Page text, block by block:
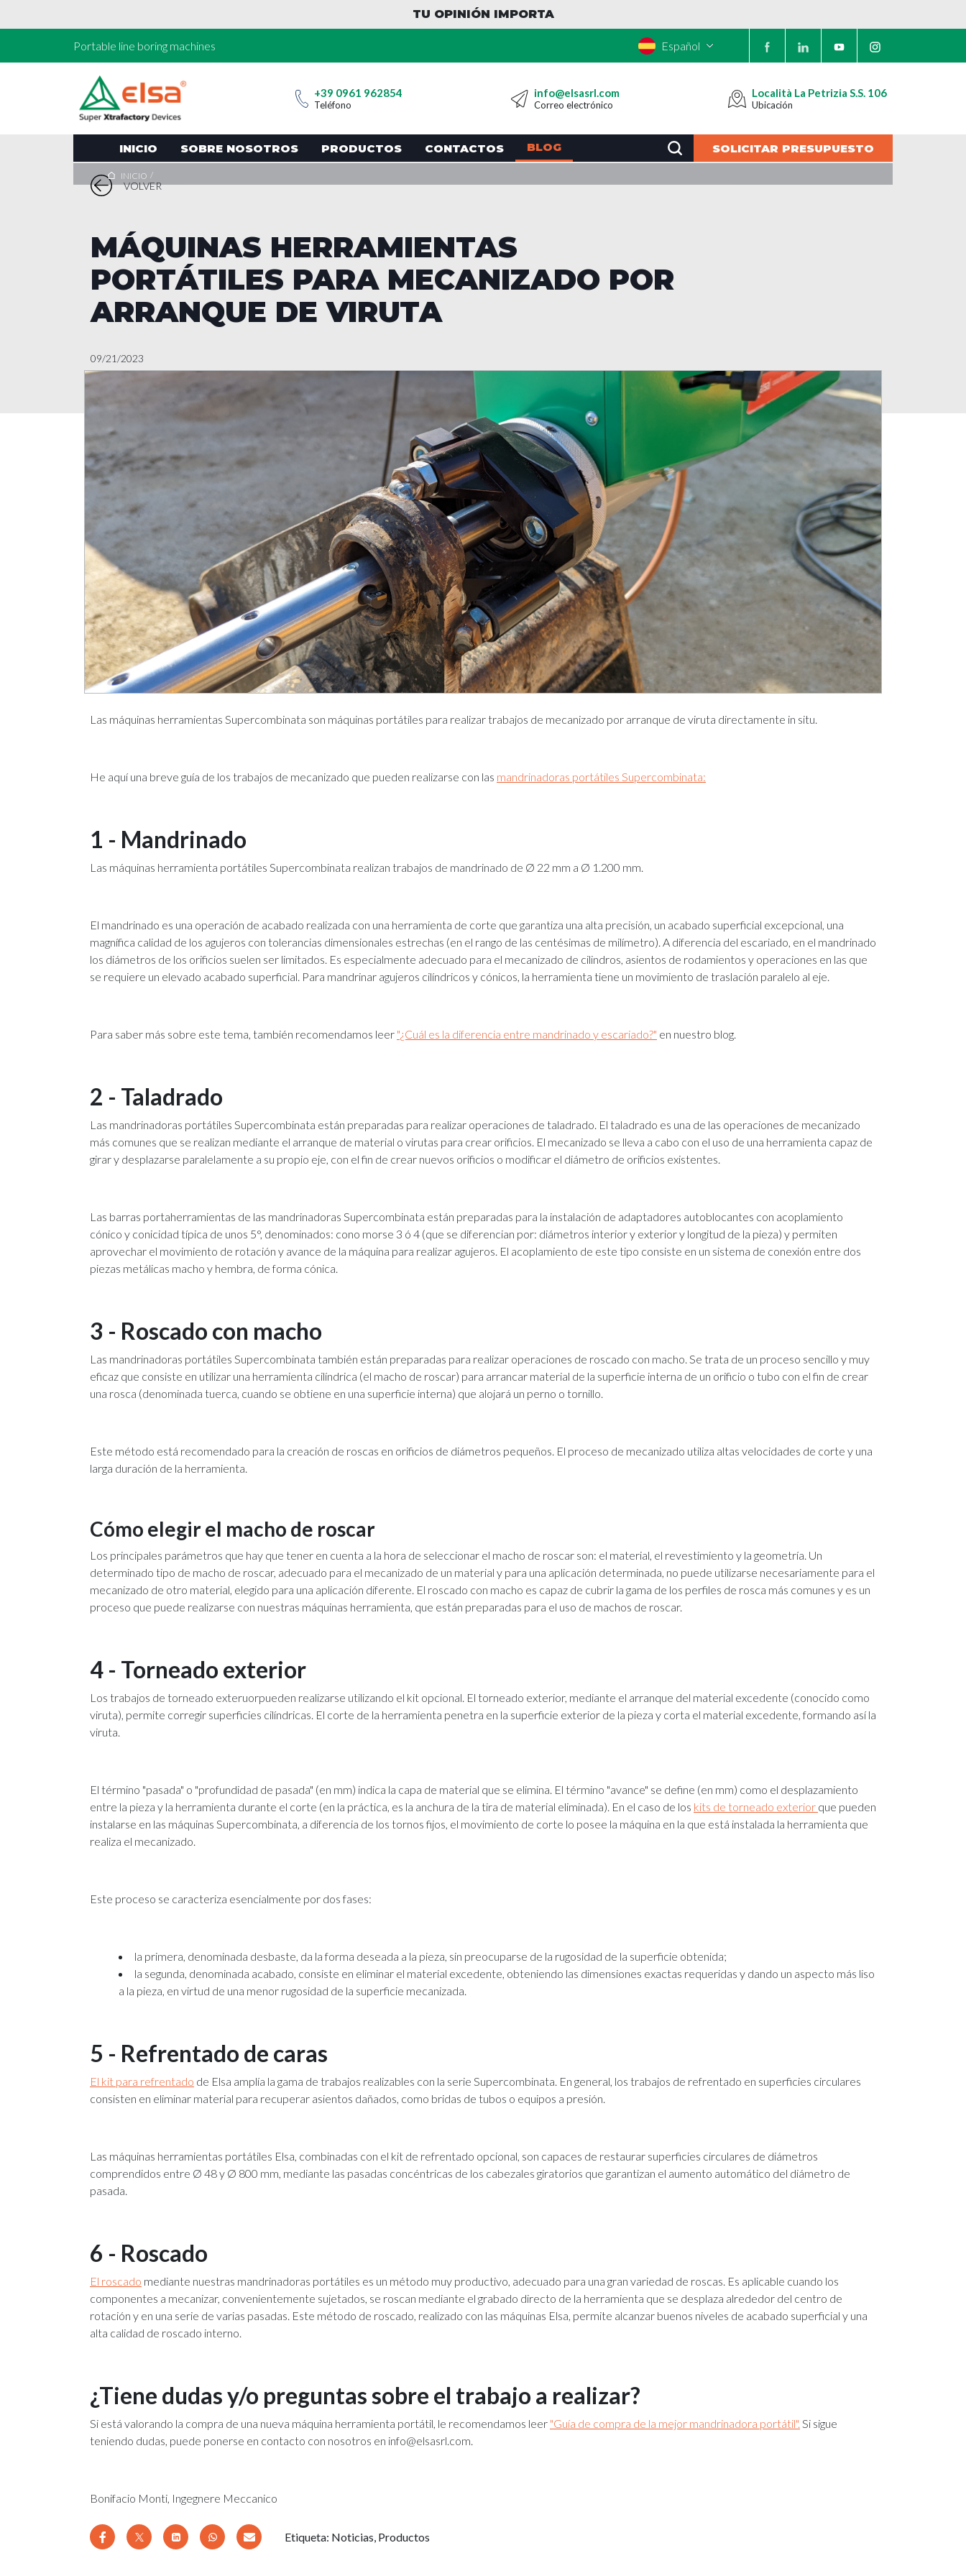
TU OPINIÓN IMPORTA
Portable line boring machines Español
+39 0961 962854
Teléfono
info@elsasrl.com
Correo electrónico
Località La Petrizia S.S. 106
Ubicación
INICIO SOBRE NOSOTROS PRODUCTOS CONTACTOS BLOG SOLICITAR PRESUPUESTO
INICIO /
VOLVER
MÁQUINAS HERRAMIENTAS
PORTÁTILES PARA MECANIZADO POR
ARRANQUE DE VIRUTA
09/21/2023
Las máquinas herramientas Supercombinata son máquinas portátiles para realizar trabajos de mecanizado por arranque de viruta directamente in situ.
He aquí una breve guía de los trabajos de mecanizado que pueden realizarse con las mandrinadoras portátiles Supercombinata:
1 - Mandrinado
Las máquinas herramienta portátiles Supercombinata realizan trabajos de mandrinado de Ø 22 mm a Ø 1.200 mm.
El mandrinado es una operación de acabado realizada con una herramienta de corte que garantiza una alta precisión, un acabado superficial excepcional, una
magnífica calidad de los agujeros con tolerancias dimensionales estrechas (en el rango de las centésimas de milímetro). A diferencia del escariado, en el mandrinado
los diámetros de los orificios suelen ser limitados. Es especialmente adecuado para el mecanizado de cilindros, asientos de rodamientos y operaciones en las que
se requiere un elevado acabado superficial. Para mandrinar agujeros cilíndricos y cónicos, la herramienta tiene un movimiento de traslación paralelo al eje.
Para saber más sobre este tema, también recomendamos leer "¿Cuál es la diferencia entre mandrinado y escariado?" en nuestro blog.
2 - Taladrado
Las mandrinadoras portátiles Supercombinata están preparadas para realizar operaciones de taladrado. El taladrado es una de las operaciones de mecanizado
más comunes que se realizan mediante el arranque de material o virutas para crear orificios. El mecanizado se lleva a cabo con el uso de una herramienta capaz de
girar y desplazarse paralelamente a su propio eje, con el fin de crear nuevos orificios o modificar el diámetro de orificios existentes.
Las barras portaherramientas de las mandrinadoras Supercombinata están preparadas para la instalación de adaptadores autoblocantes con acoplamiento
cónico y conicidad típica de unos 5°, denominados: cono morse 3 ó 4 (que se diferencian por: diámetros interior y exterior y longitud de la pieza) y permiten
aprovechar el movimiento de rotación y avance de la máquina para realizar agujeros. El acoplamiento de este tipo consiste en un sistema de conexión entre dos
piezas metálicas macho y hembra, de forma cónica.
3 - Roscado con macho
Las mandrinadoras portátiles Supercombinata también están preparadas para realizar operaciones de roscado con macho. Se trata de un proceso sencillo y muy
eficaz que consiste en utilizar una herramienta cilíndrica (el macho de roscar) para arrancar material de la superficie interna de un orificio o tubo con el fin de crear
una rosca (denominada tuerca, cuando se obtiene en una superficie interna) que alojará un perno o tornillo.
Este método está recomendado para la creación de roscas en orificios de diámetros pequeños. El proceso de mecanizado utiliza altas velocidades de corte y una
larga duración de la herramienta.
Cómo elegir el macho de roscar
Los principales parámetros que hay que tener en cuenta a la hora de seleccionar el macho de roscar son: el material, el revestimiento y la geometría. Un
determinado tipo de macho de roscar, adecuado para el mecanizado de un material y para una aplicación determinada, no puede utilizarse necesariamente para el
mecanizado de otro material, elegido para una aplicación diferente. El roscado con macho es capaz de cubrir la gama de los perfiles de rosca más comunes y es un
proceso que puede realizarse con nuestras máquinas herramienta, que están preparadas para el uso de machos de roscar.
4 - Torneado exterior
Los trabajos de torneado exteruorpueden realizarse utilizando el kit opcional. El torneado exterior, mediante el arranque del material excedente (conocido como
viruta), permite corregir superficies cilíndricas. El corte de la herramienta penetra en la superficie exterior de la pieza y corta el material excedente, formando así la
viruta.
El término "pasada" o "profundidad de pasada" (en mm) indica la capa de material que se elimina. El término "avance" se define (en mm) como el desplazamiento
entre la pieza y la herramienta durante el corte (en la práctica, es la anchura de la tira de material eliminada). En el caso de los kits de torneado exterior que pueden
instalarse en las máquinas Supercombinata, a diferencia de los tornos fijos, el movimiento de corte lo posee la máquina en la que está instalada la herramienta que
realiza el mecanizado.
Este proceso se caracteriza esencialmente por dos fases:
la primera, denominada desbaste, da la forma deseada a la pieza, sin preocuparse de la rugosidad de la superficie obtenida;
la segunda, denominada acabado, consiste en eliminar el material excedente, obteniendo las dimensiones exactas requeridas y dando un aspecto más liso
a la pieza, en virtud de una menor rugosidad de la superficie mecanizada.
5 - Refrentado de caras
El kit para refrentado de Elsa amplía la gama de trabajos realizables con la serie Supercombinata. En general, los trabajos de refrentado en superficies circulares
consisten en eliminar material para recuperar asientos dañados, como bridas de tubos o equipos a presión.
Las máquinas herramientas portátiles Elsa, combinadas con el kit de refrentado opcional, son capaces de restaurar superficies circulares de diámetros
comprendidos entre Ø 48 y Ø 800 mm, mediante las pasadas concéntricas de los cabezales giratorios que garantizan el aumento automático del diámetro de
pasada.
6 - Roscado
El roscado mediante nuestras mandrinadoras portátiles es un método muy productivo, adecuado para una gran variedad de roscas. Es aplicable cuando los
componentes a mecanizar, convenientemente sujetados, se roscan mediante el grabado directo de la herramienta que se desplaza alrededor del centro de
rotación y en una serie de varias pasadas. Este método de roscado, realizado con las máquinas Elsa, permite alcanzar buenos niveles de acabado superficial y una
alta calidad de roscado interno.
¿Tiene dudas y/o preguntas sobre el trabajo a realizar?
Si está valorando la compra de una nueva máquina herramienta portátil, le recomendamos leer "Guía de compra de la mejor mandrinadora portátil". Si sigue
teniendo dudas, puede ponerse en contacto con nosotros en info@elsasrl.com.
Bonifacio Monti, Ingegnere Meccanico
Etiqueta: Noticias, Productos